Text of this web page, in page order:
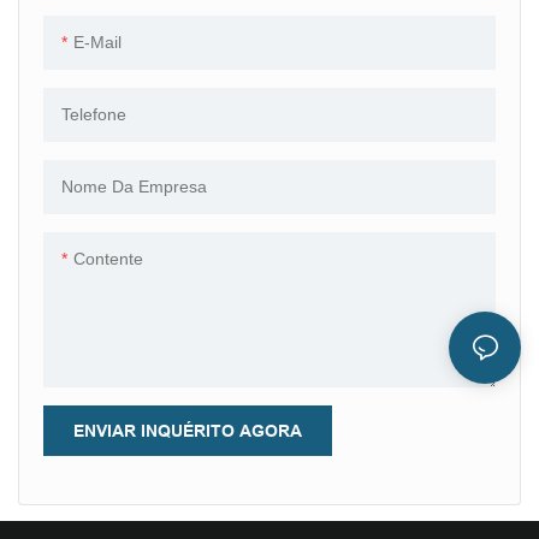
E-Mail
Telefone
Nome Da Empresa
Contente
ENVIAR INQUÉRITO AGORA
utilização. É amplamente
soltas.